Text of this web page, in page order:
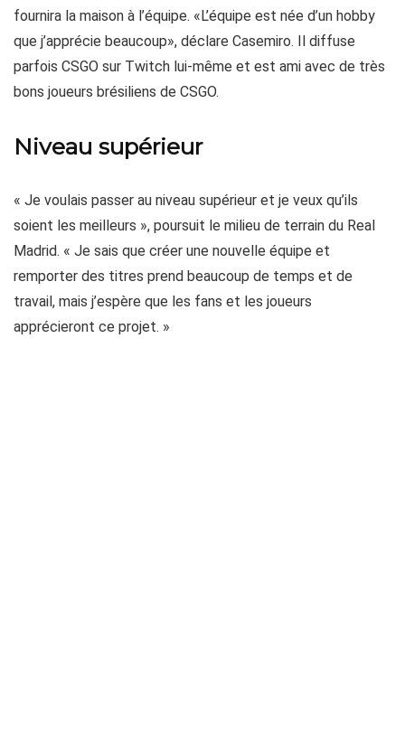
fournira la maison à l’équipe. «L’équipe est née d’un hobby
que j’apprécie beaucoup», déclare Casemiro. Il diffuse
parfois CSGO sur Twitch lui-même et est ami avec de très
bons joueurs brésiliens de CSGO.
Niveau supérieur
« Je voulais passer au niveau supérieur et je veux qu’ils
soient les meilleurs », poursuit le milieu de terrain du Real
Madrid. « Je sais que créer une nouvelle équipe et
remporter des titres prend beaucoup de temps et de
travail, mais j’espère que les fans et les joueurs
apprécieront ce projet. »